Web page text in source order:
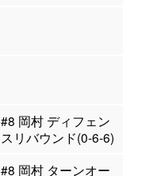
#8 岡村 ディフェン
スリバウンド(0-6-6)
#8 岡村 ターンオー